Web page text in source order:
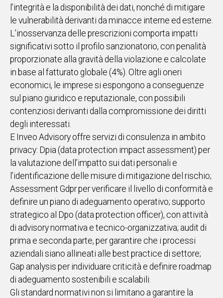
l’integrità e la disponibilità dei dati, nonché di mitigare
le vulnerabilità derivanti da minacce interne ed esterne.
L’inosservanza delle prescrizioni comporta impatti
significativi sotto il profilo sanzionatorio, con penalità
proporzionate alla gravità della violazione e calcolate
in base al fatturato globale (4%). Oltre agli oneri
economici, le imprese si espongono a conseguenze
sul piano giuridico e reputazionale, con possibili
contenziosi derivanti dalla compromissione dei diritti
degli interessati.
E Inveo Advisory offre servizi di consulenza in ambito
privacy: Dpia (data protection impact assessment) per
la valutazione dell’impatto sui dati personali e
l’identificazione delle misure di mitigazione del rischio;
Assessment Gdpr per verificare il livello di conformità e
definire un piano di adeguamento operativo; supporto
strategico al Dpo (data protection officer), con attività
di advisory normativa e tecnico-organizzativa; audit di
prima e seconda parte, per garantire che i processi
aziendali siano allineati alle best practice di settore;
Gap analysis per individuare criticità e definire roadmap
di adeguamento sostenibili e scalabili.
Gli standard normativi non si limitano a garantire la